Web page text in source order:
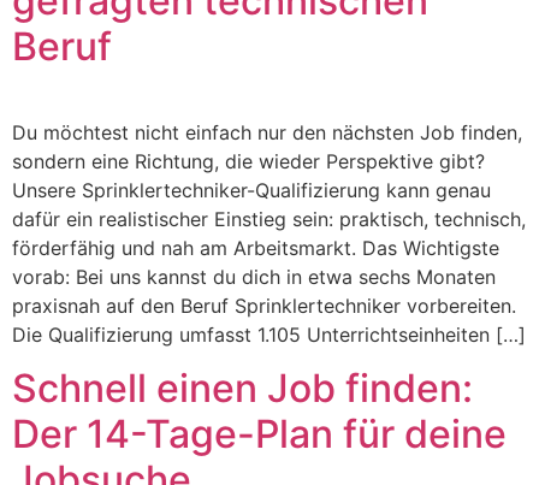
Beruf
Du möchtest nicht einfach nur den nächsten Job finden,
sondern eine Richtung, die wieder Perspektive gibt?
Unsere Sprinklertechniker-Qualifizierung kann genau
dafür ein realistischer Einstieg sein: praktisch, technisch,
förderfähig und nah am Arbeitsmarkt. Das Wichtigste
vorab: Bei uns kannst du dich in etwa sechs Monaten
praxisnah auf den Beruf Sprinklertechniker vorbereiten.
Die Qualifizierung umfasst 1.105 Unterrichtseinheiten […]
Schnell einen Job finden:
Der 14-Tage-Plan für deine